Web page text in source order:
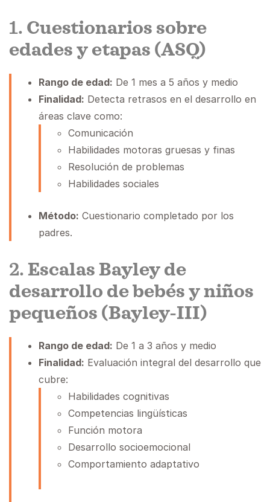
1. Cuestionarios sobre
edades y etapas (ASQ)
Rango de edad: De 1 mes a 5 años y medio
Finalidad: Detecta retrasos en el desarrollo en
áreas clave como:
Comunicación
Habilidades motoras gruesas y finas
Resolución de problemas
Habilidades sociales
Método: Cuestionario completado por los
padres.
2. Escalas Bayley de
desarrollo de bebés y niños
pequeños (Bayley-III)
Rango de edad: De 1 a 3 años y medio
Finalidad: Evaluación integral del desarrollo que
cubre:
Habilidades cognitivas
Competencias lingüísticas
Función motora
Desarrollo socioemocional
Comportamiento adaptativo